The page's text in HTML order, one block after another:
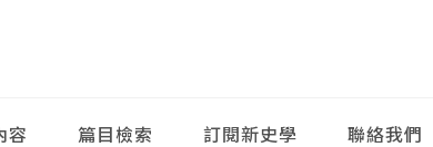
容 篇目檢索 訂閱新史學 聯絡我們